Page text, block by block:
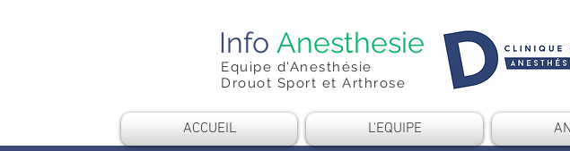
Info Anesthesie
Equipe d'Anesthésie
Drouot Sport et Arthrose
ACCUEIL L'EQUIPE